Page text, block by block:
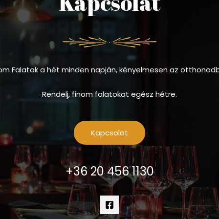
Falatok a hét minden napján, kényelmesen az
Rendelj, finom falatokat egész hétre.
Kapcsolat
+36 20 456 1130